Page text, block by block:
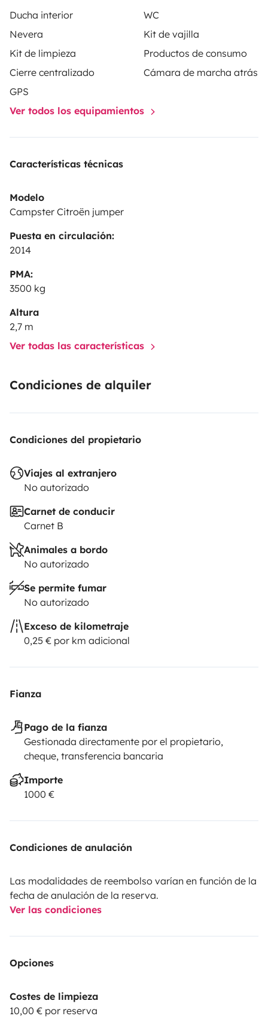
couchage, tapis de trek…)
Ducha interior
WC
Nevera
Kit de vajilla
Kit de limpieza
Productos de consumo
Cierre centralizado
Cámara de marcha atrás
GPS
Ver todos los equipamientos
Características técnicas
Modelo
Campster Citroën jumper
Puesta en circulación:
2014
PMA:
3500 kg
Altura
2,7 m
Ver todas las características
Condiciones de alquiler
Condiciones del propietario
Viajes al extranjero
No autorizado
Carnet de conducir
Carnet B
Animales a bordo
No autorizado
Se permite fumar
No autorizado
Exceso de kilometraje
0,25 € por km adicional
Fianza
Pago de la fianza
Gestionada directamente por el propietario,
cheque, transferencia bancaria
Importe
1000 €
Condiciones de anulación
Las modalidades de reembolso varían en función de la
fecha de anulación de la reserva.
Ver las condiciones
Opciones
Costes de limpieza
10,00 € por reserva